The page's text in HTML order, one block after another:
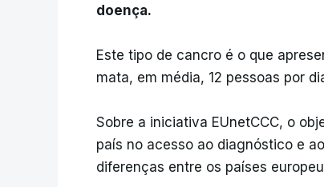
doença.
Este tipo de cancro é o que
mata, em média, 12 pessoas por
Sobre a iniciativa EUnetCCC, o
país no acesso ao diagnóstico e
diferenças entre os países